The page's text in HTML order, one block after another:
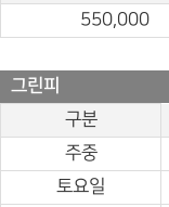
550,000
그린피
구분
주중
토요일